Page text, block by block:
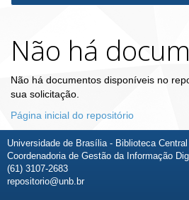
Não há
Não há documentos disponíveis no
sua solicitação.
Página inicial do repositório
Universidade de Brasília - Biblioteca Central
Coordenadoria de Gestão da Informação
(61) 3107-2683
repositorio@unb.br